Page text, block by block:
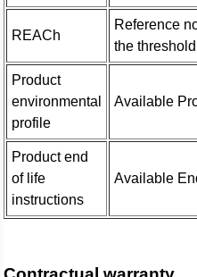
REACh
Reference
the threshold
Product
environmental
profile
Available
Product end
of life
instructions
Available